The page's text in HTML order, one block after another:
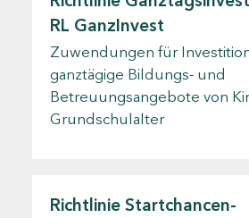
RL GanzInvest
Zuwendungen für
ganztägige Bildungs- und
Betreuungsangebote von
Grundschulalter
Richtlinie Startchancen-